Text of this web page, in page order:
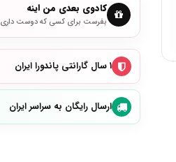
کادوی بعدی من اینه
بفرست برای کسی که دوست داری
۱ سال گارانتی پاندورا ایران
ارسال رایگان به سراسر ایران